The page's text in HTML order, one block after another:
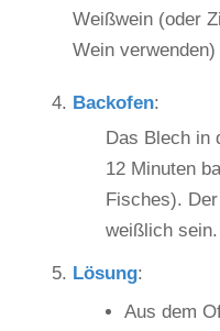
Weißwein (oder
Wein
Backofen:
Das Blech in
12 Minuten
Fisches).
weißlich sein.
Lösung:
Aus dem